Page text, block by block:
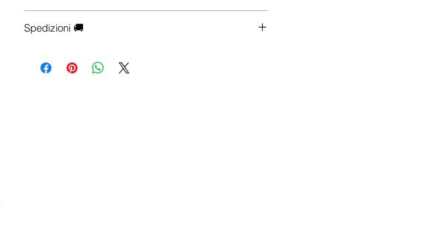
e-commerce), Contattaci.
☎+39 0922 175 7218
configurazioni, trasporto ecc...). Scrivici.
Spedizioni 🚚
selezionata. Aggiungi il prodotto al carrello per